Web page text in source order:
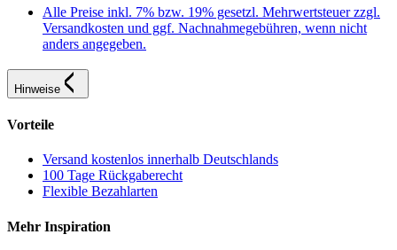
Alle Preise inkl. 7% bzw. 19% gesetzl. Mehrwertsteuer zzgl.
Versandkosten und ggf. Nachnahmegebühren, wenn nicht
anders angegeben.
Hinweise
Vorteile
Versand kostenlos innerhalb Deutschlands
100 Tage Rückgaberecht
Flexible Bezahlarten
Mehr Inspiration